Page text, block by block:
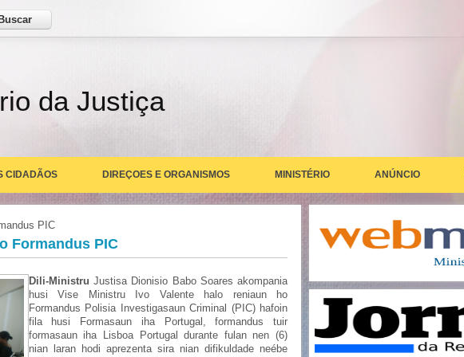
da Justiça
CIDADÃOS DIREÇOES E ORGANISMOS MINISTÉRIO ANÚNCIO
PIC
Formandus PIC
Dili-MinistruJustisa Dionisio Babo Soares akompania
husi Vise Ministru Ivo Valente halo reniaun ho
Formandus Polisia Investigasaun Criminal (PIC) hafoin
fila husi Formasaun iha Portugal, formandus tuir
formasaun iha Lisboa Portugal durante fulan nen (6)
nian laran hodi aprezenta sira nian difikuldade neébe